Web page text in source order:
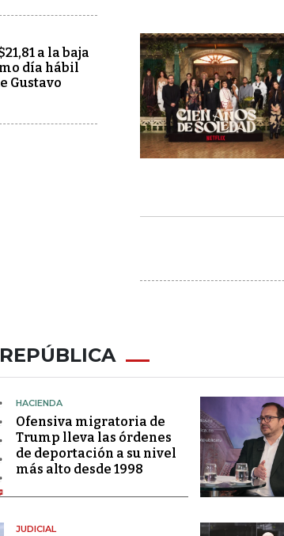
a la baja
día hábil
Gustavo
HACIENDA
Ofensiva migratoria de
Trump lleva las órdenes
de deportación a su nivel
más alto desde 1998
JUDICIAL